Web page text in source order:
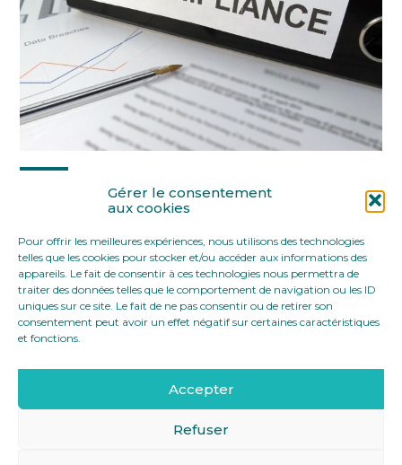
Gérer le consentement
aux cookies
Pour offrir les meilleures expériences, nous utilisons des technologies
telles que les cookies pour stocker et/ou accéder aux informations des
appareils. Le fait de consentir à ces technologies nous permettra de
traiter des données telles que le comportement de navigation ou les ID
uniques sur ce site. Le fait de ne pas consentir ou de retirer son
consentement peut avoir un effet négatif sur certaines caractéristiques
et fonctions.
Accepter
Refuser
FaceBook
TwitterLinkedIn